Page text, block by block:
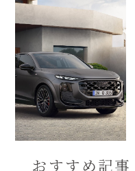
おすすめ記事